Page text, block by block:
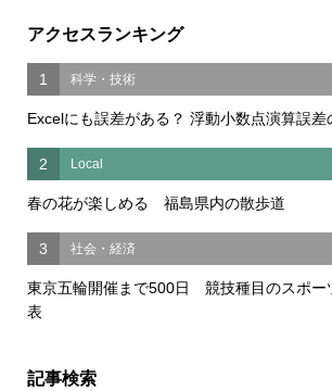
アクセスランキング
1 科学・技術
Excelにも誤差がある？ 浮動小数点演算誤差
2 Local
春の花が楽しめる 福島県内の散歩道
3 社会・経済
東京五輪開催まで500日 競技種目のスポー
表
記事検索